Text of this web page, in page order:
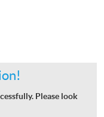
Please look